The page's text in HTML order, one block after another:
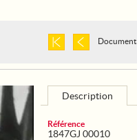
Document
Description
Référence
1847GJ 00010